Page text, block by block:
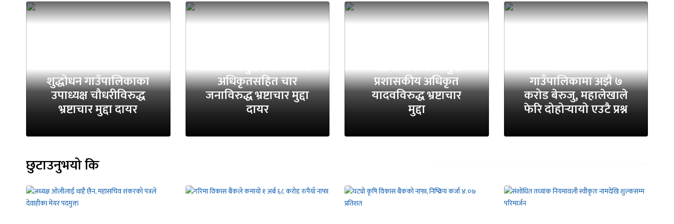
शुद्धोधन गाउँपालिकाका
उपाध्यक्ष चौधरीविरुद्ध
भ्रष्टाचार मुद्दा दायर
निमित्त प्रमुख प्रशासकीय
अधिकृतसहित चार
जनाविरुद्ध भ्रष्टाचार मुद्दा
दायर
गाउँपालिकाका प्रमुख
प्रशासकीय अधिकृत
यादवविरुद्ध भ्रष्टाचार
मुद्दा
भीमसेनथापा
गाउँपालिकामा अझै ७
करोड बेरुजु, महालेखाले
फेरि दोहोर्‍यायो एउटै प्रश्न
छुटाउनुभयो कि